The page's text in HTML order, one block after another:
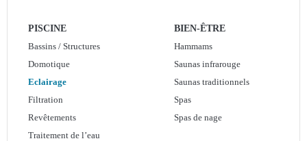
PISCINE
Bassins / Structures
Domotique
Eclairage
Filtration
Revêtements
Traitement de l’eau
BIEN-ÊTRE
Hammams
Saunas infrarouge
Saunas traditionnels
Spas
Spas de nage